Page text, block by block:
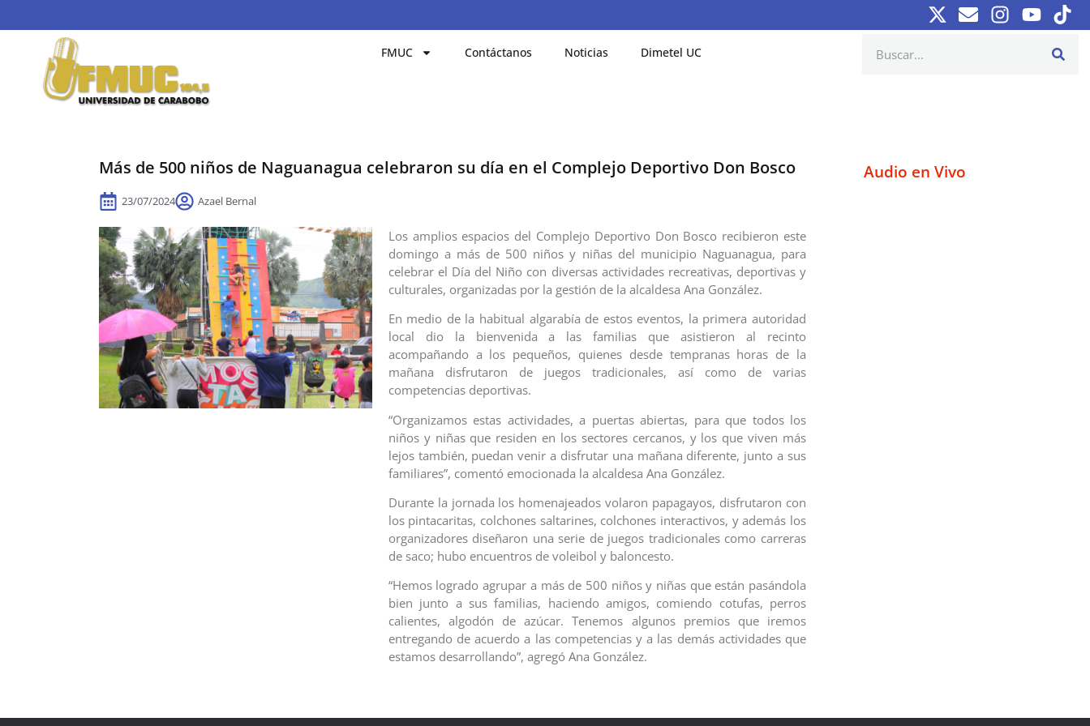
FMUC Contáctanos Noticias Dimetel UC
Más de 500 niños de Naguanagua celebraron su día en el Complejo Deportivo Don Bosco
23/07/2024 Azael Bernal
Los amplios espacios del Complejo Deportivo Don Bosco recibieron este
domingo a más de 500 niños y niñas del municipio Naguanagua, para
celebrar el Día del Niño con diversas actividades recreativas, deportivas y
culturales, organizadas por la gestión de la alcaldesa Ana González.
En medio de la habitual algarabía de estos eventos, la primera autoridad
local dio la bienvenida a las familias que asistieron al recinto
acompañando a los pequeños, quienes desde tempranas horas de la
mañana disfrutaron de juegos tradicionales, así como de varias
competencias deportivas.
“Organizamos estas actividades, a puertas abiertas, para que todos los
niños y niñas que residen en los sectores cercanos, y los que viven más
lejos también, puedan venir a disfrutar una mañana diferente, junto a sus
familiares”, comentó emocionada la alcaldesa Ana González.
Durante la jornada los homenajeados volaron papagayos, disfrutaron con
los pintacaritas, colchones saltarines, colchones interactivos, y además los
organizadores diseñaron una serie de juegos tradicionales como carreras
de saco; hubo encuentros de voleibol y baloncesto.
“Hemos logrado agrupar a más de 500 niños y niñas que están pasándola
bien junto a sus familias, haciendo amigos, comiendo cotufas, perros
calientes, algodón de azúcar. Tenemos algunos premios que iremos
entregando de acuerdo a las competencias y a las demás actividades que
estamos desarrollando”, agregó Ana González.
Audio en Vivo